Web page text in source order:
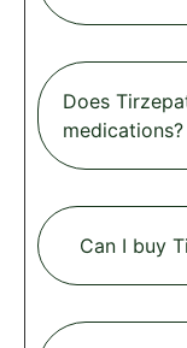
Does
medications?
Can I buy